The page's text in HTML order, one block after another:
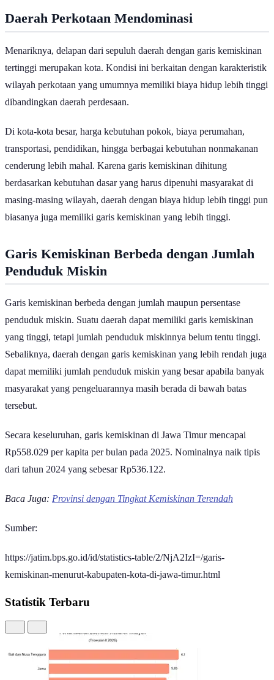
Daerah Perkotaan Mendominasi
Menariknya, delapan dari sepuluh daerah dengan garis kemiskinan
tertinggi merupakan kota. Kondisi ini berkaitan dengan karakteristik
wilayah perkotaan yang umumnya memiliki biaya hidup lebih tinggi
dibandingkan daerah perdesaan.
Di kota-kota besar, harga kebutuhan pokok, biaya perumahan,
transportasi, pendidikan, hingga berbagai kebutuhan nonmakanan
cenderung lebih mahal. Karena garis kemiskinan dihitung
berdasarkan kebutuhan dasar yang harus dipenuhi masyarakat di
masing-masing wilayah, daerah dengan biaya hidup lebih tinggi pun
biasanya juga memiliki garis kemiskinan yang lebih tinggi.
Garis Kemiskinan Berbeda dengan Jumlah
Penduduk Miskin
Garis kemiskinan berbeda dengan jumlah maupun persentase
penduduk miskin. Suatu daerah dapat memiliki garis kemiskinan
yang tinggi, tetapi jumlah penduduk miskinnya belum tentu tinggi.
Sebaliknya, daerah dengan garis kemiskinan yang lebih rendah juga
dapat memiliki jumlah penduduk miskin yang besar apabila banyak
masyarakat yang pengeluarannya masih berada di bawah batas
tersebut.
Secara keseluruhan, garis kemiskinan di Jawa Timur mencapai
Rp558.029 per kapita per bulan pada 2025. Nominalnya naik tipis
dari tahun 2024 yang sebesar Rp536.122.
Baca Juga: Provinsi dengan Tingkat Kemiskinan Terendah
Sumber:
https://jatim.bps.go.id/id/statistics-table/2/NjA2IzI=/garis-
kemiskinan-menurut-kabupaten-kota-di-jawa-timur.html
Statistik Terbaru